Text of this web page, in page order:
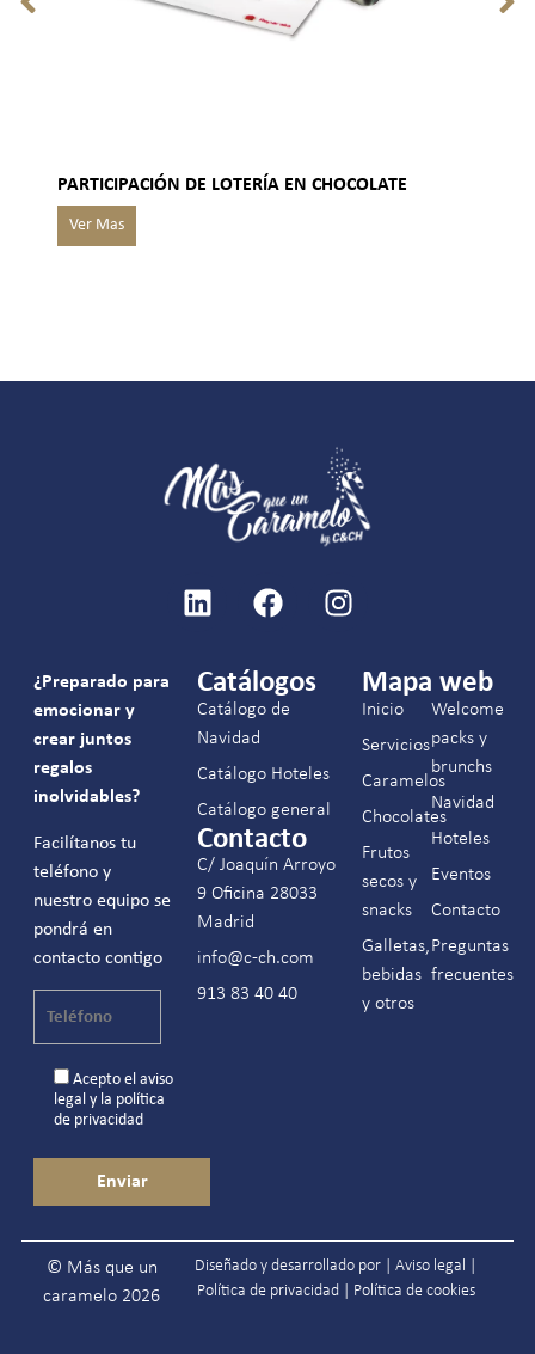
PARTICIPACIÓN DE LOTERÍA EN CHOCOLATE
¿Preparado para
emocionar y
crear juntos
regalos
inolvidables?
Facilítanos tu
teléfono y
nuestro equipo se
pondrá en
contacto contigo
Acepto el aviso
legal y la política
de privacidad
Catálogos
Catálogo de
Navidad
Catálogo Hoteles
Catálogo general
Contacto
C/ Joaquín Arroyo
9 Oficina 28033
Madrid
info@c-ch.com
913 83 40 40
Mapa web
Inicio
Servicios
Caramelos
Chocolates
Frutos
secos y
snacks
Galletas,
bebidas
y otros
Welcome
packs y
brunchs
Navidad
Hoteles
Eventos
Contacto
Preguntas
frecuentes
© Más que un
caramelo 2026
Diseñado y desarrollado por |Aviso legal
Política de privacidad| Política de cookies